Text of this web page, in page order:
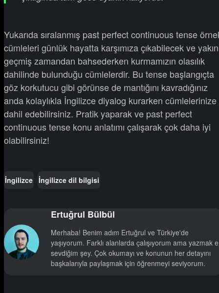
Yukarıda sıralanmış past perfect continuous tense
cümleleri günlük hayatta karşımıza çıkabilecek ve yakın
geçmiş zamandan bahsederken kurmamızın olasılık
dahilinde bulunduğu cümlelerdir. Bu tense başlangıçta
göz korkutucu gibi görünse de mantığını kavradığınız
anda kolaylıkla İngilizce diyalog kurarken cümlelerinize
dahil edebilirsiniz. Pratik yaparak ve past perfect
continuous tense konu anlatımı çalışarak çok daha iyi
olabilirsiniz!
İngilizce İngilizce dil bilgisi
Ertuğrul Bülbül
Merhaba! Benim adım Ertuğrul ve Türkiye'de
yaşıyorum. Farklı alanlarda çalışıyorum ama yazmak
sevdiğim şey. Çok okumayı ve konunun her detayını
başkalarıyla paylaşmak için öğrenmeyi seviyorum.